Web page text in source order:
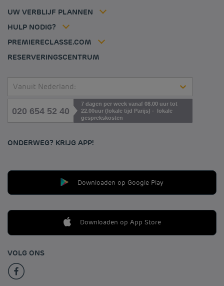
UW VERBLIJF PLANNEN
HULP NODIG?
PREMIERECLASSE.COM
RESERVERINGSCENTRUM
Vanuit Nederland:
020 654 52 40
7 dagen per week vanaf 08.00 uur tot
22.00uur (lokale tijd Parijs) - lokale
gesprekskosten
ONDERWEG? KRIJG APP!
Downloaden op Google Play
Downloaden op App Store
VOLG ONS